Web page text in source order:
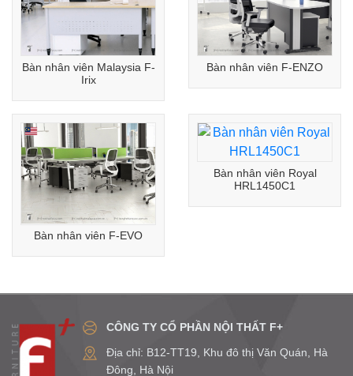
Bàn nhân viên Malaysia F-
Irix
Bàn nhân viên F-ENZO
Bàn nhân viên F-EVO
Bàn nhân viên Royal
HRL1450C1
CÔNG TY CỔ PHẦN NỘI THẤT F+
Địa chỉ: B12-TT19, Khu đô thị Văn Quán, Hà
Đông, Hà Nội